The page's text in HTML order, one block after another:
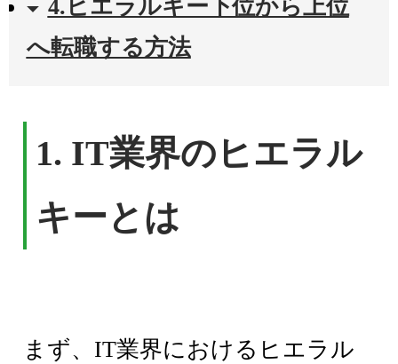
4.ヒエラルキー下位から上位
へ転職する方法
1. IT業界のヒエラル
キーとは
まず、IT業界におけるヒエラル